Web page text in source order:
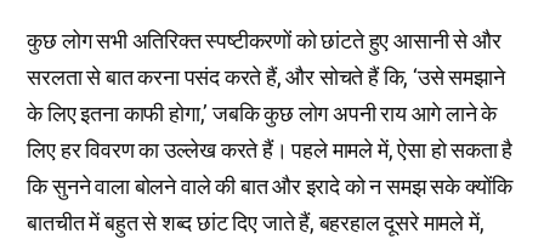
कुछ लोग सभी अतिरिक्त स्पष्टीकरणों को छांटते हुए आसानी से और
सरलता से बात करना पसंद करते हैं, और सोचते हैं कि, ‘उसे समझाने
के लिए इतना काफी होगा,’ जबकि कुछ लोग अपनी राय आगे लाने के
लिए हर विवरण का उल्लेख करते हैं। पहले मामले में, ऐसा हो सकता है
कि सुनने वाला बोलने वाले की बात और इरादे को न समझ सके क्योंकि
बातचीत में बहुत से शब्द छांट दिए जाते हैं, बहरहाल दूसरे मामले में,